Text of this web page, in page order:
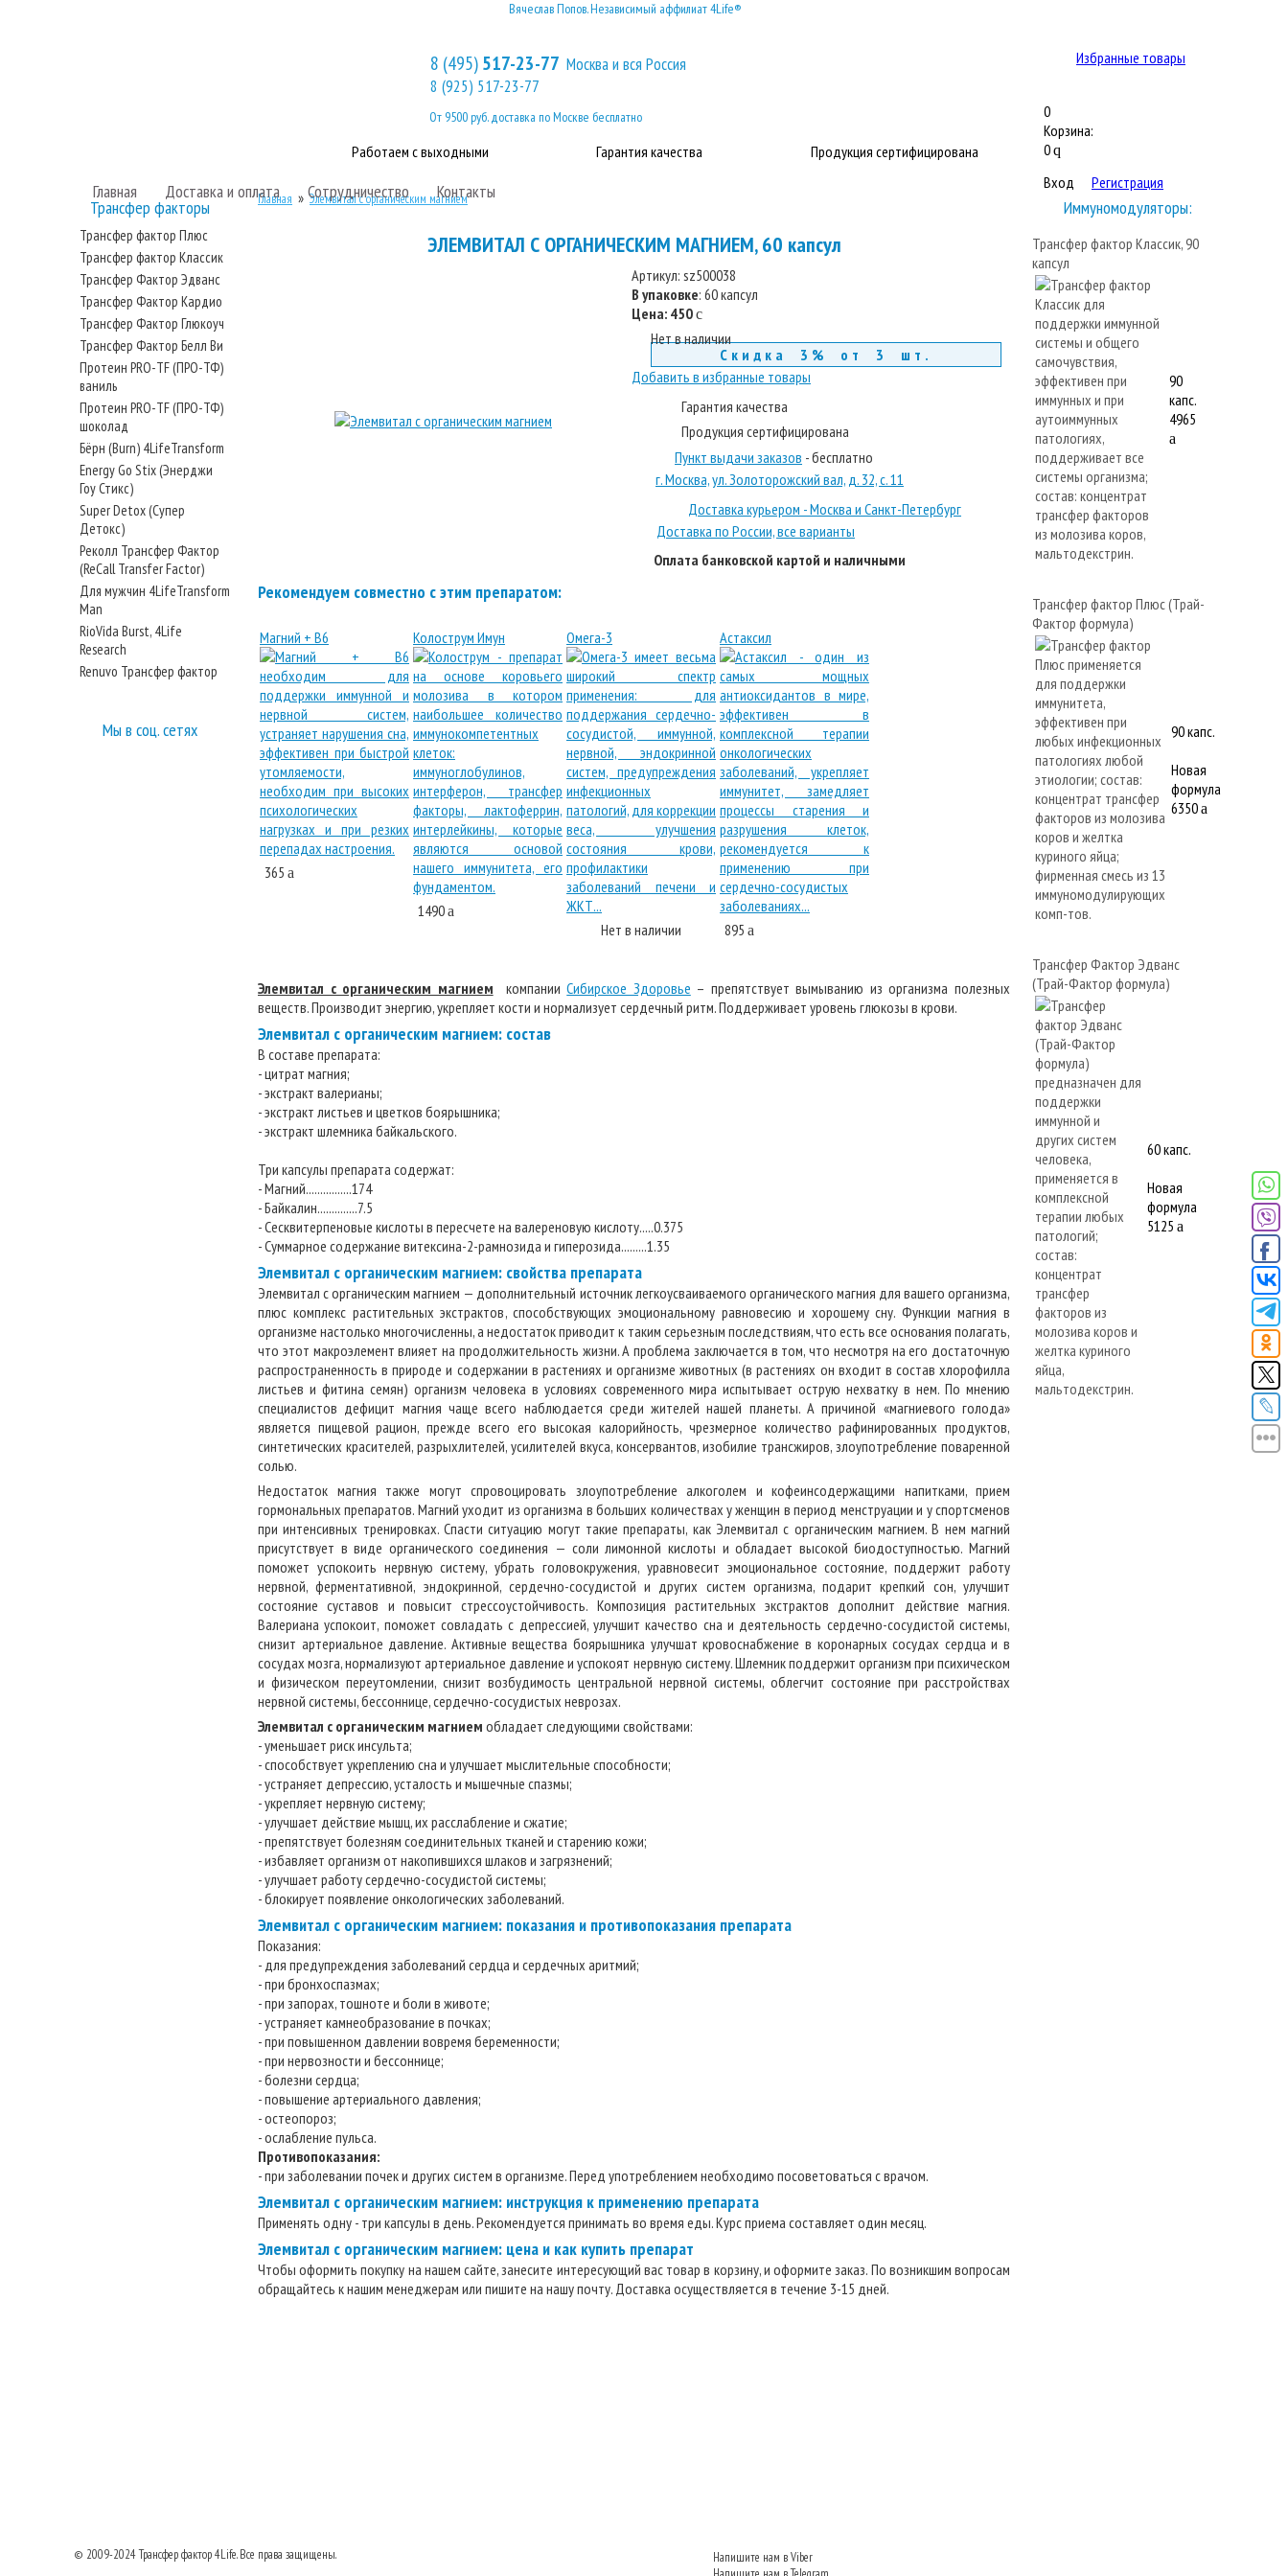
Главная Доставка и оплата Сотрудничество Контакты
Избранные товары
0
Корзина:
0q
Работаем с выходными Гарантия качества Продукция сертифицирована
8 (495)517-23-77 Москва и вся Россия
8 (925) 517-23-77
От 9500 руб. доставка по Москве бесплатно
Вячеслав Попов. Независимый аффилиат 4Life®
Вход Регистрация
Трансфер факторы
Трансфер фактор Плюс
Трансфер фактор Классик
Трансфер Фактор Эдванс
Трансфер Фактор Кардио
Трансфер Фактор Глюкоуч
Трансфер Фактор Белл Ви
Протеин PRO-TF (ПРО-ТФ)
ваниль
Протеин PRO-TF (ПРО-ТФ)
шоколад
Бёрн (Burn) 4LifeTransform
Energy Go Stix (Энерджи
Гоу Стикс)
Super Detox (Супер
Детокс)
Реколл Трансфер Фактор
(ReCall Transfer Factor)
Для мужчин 4LifeTransform
Man
RioVida Burst, 4Life
Research
Renuvo Трансфер фактор
Мы в соц. сетях
Главная »Элемвитал с органическим магнием
ЭЛЕМВИТАЛ С ОРГАНИЧЕСКИМ МАГНИЕМ, 60 капсул
Артикул: sz500038
В упаковке: 60 капсул
Цена: 450c
Нет в наличии
Скидка 3% от 3 шт.
Добавить в избранные товары
Гарантия качества
Продукция сертифицирована
Пункт выдачи заказов - бесплатно
г. Москва, ул. Золоторожский вал, д. 32, с. 11
Доставка курьером - Москва и Санкт-Петербург
Доставка по России, все варианты
Оплата банковской картой и наличными
Рекомендуем совместно с этим препаратом:
Магний + В6
365 a
Колострум Имун
1490a
Омега-3
Нет в наличии
Астаксил
895 a
Элемвитал с органическим магнием компанииСибирское Здоровье – препятствует вымыванию из организма полезных
веществ. Производит энергию, укрепляет кости и нормализует сердечный ритм. Поддерживает уровень глюкозы в крови.
Элемвитал с органическим магнием: состав
В составе препарата:
- цитрат магния;
- экстракт валерианы;
- экстракт листьев и цветков боярышника;
- экстракт шлемника байкальского.
Три капсулы препарата содержат:
- Магний................174
- Байкалин..............7.5
- Сесквитерпеновые кислоты в пересчете на валереновую кислоту.....0.375
- Суммарное содержание витексина-2-рамнозида и гиперозида.........1.35
Элемвитал с органическим магнием: свойства препарата
Элемвитал с органическим магнием — дополнительный источник легкоусваиваемого органического магния для вашего организма,
плюс комплекс растительных экстрактов, способствующих эмоциональному равновесию и хорошему сну. Функции магния в
организме настолько многочисленны, а недостаток приводит к таким серьезным последствиям, что есть все основания полагать,
что этот макроэлемент влияет на продолжительность жизни. А проблема заключается в том, что несмотря на его достаточную
распространенность в природе и содержании в растениях и организме животных (в растениях он входит в состав хлорофилла
листьев и фитина семян) организм человека в условиях современного мира испытывает острую нехватку в нем. По мнению
специалистов дефицит магния чаще всего наблюдается среди жителей нашей планеты. А причиной «магниевого голода»
является пищевой рацион, прежде всего его высокая калорийность, чрезмерное количество рафинированных продуктов,
синтетических красителей, разрыхлителей, усилителей вкуса, консервантов, изобилие трансжиров, злоупотребление поваренной
солью.
Недостаток магния также могут спровоцировать злоупотребление алкоголем и кофеинсодержащими напитками, прием
гормональных препаратов. Магний уходит из организма в больших количествах у женщин в период менструации и у спортсменов
при интенсивных тренировках. Спасти ситуацию могут такие препараты, как Элемвитал с органическим магнием. В нем магний
присутствует в виде органического соединения — соли лимонной кислоты и обладает высокой биодоступностью. Магний
поможет успокоить нервную систему, убрать головокружения, уравновесит эмоциональное состояние, поддержит работу
нервной, ферментативной, эндокринной, сердечно-сосудистой и других систем организма, подарит крепкий сон, улучшит
состояние суставов и повысит стрессоустойчивость. Композиция растительных экстрактов дополнит действие магния.
Валериана успокоит, поможет совладать с депрессией, улучшит качество сна и деятельность сердечно-сосудистой системы,
снизит артериальное давление. Активные вещества боярышника улучшат кровоснабжение в коронарных сосудах сердца и в
сосудах мозга, нормализуют артериальное давление и успокоят нервную систему. Шлемник поддержит организм при психическом
и физическом переутомлении, снизит возбудимость центральной нервной системы, облегчит состояние при расстройствах
нервной системы, бессоннице, сердечно-сосудистых неврозах.
Элемвитал с органическим магнием обладает следующими свойствами:
- уменьшает риск инсульта;
- способствует укреплению сна и улучшает мыслительные способности;
- устраняет депрессию, усталость и мышечные спазмы;
- укрепляет нервную систему;
- улучшает действие мышц, их расслабление и сжатие;
- препятствует болезням соединительных тканей и старению кожи;
- избавляет организм от накопившихся шлаков и загрязнений;
- улучшает работу сердечно-сосудистой системы;
- блокирует появление онкологических заболеваний.
Элемвитал с органическим магнием: показания и противопоказания препарата
Показания:
- для предупреждения заболеваний сердца и сердечных аритмий;
- при бронхоспазмах;
- при запорах, тошноте и боли в животе;
- устраняет камнеобразование в почках;
- при повышенном давлении вовремя беременности;
- при нервозности и бессоннице;
- болезни сердца;
- повышение артериального давления;
- остеопороз;
- ослабление пульса.
Противопоказания:
- при заболевании почек и других систем в организме. Перед употреблением необходимо посоветоваться с врачом.
Элемвитал с органическим магнием: инструкция к применению препарата
Применять одну - три капсулы в день. Рекомендуется принимать во время еды. Курс приема составляет один месяц.
Элемвитал с органическим магнием: цена и как купить препарат
Чтобы оформить покупку на нашем сайте, занесите интересующий вас товар в корзину, и оформите заказ. По возникшим вопросам
обращайтесь к нашим менеджерам или пишите на нашу почту. Доставка осуществляется в течение 3-15 дней.
Иммуномодуляторы:
Трансфер фактор Классик, 90
капсул
90
капс.
4965
a
Трансфер фактор Плюс (Трай-
Фактор формула)
90 капс.
Новая
формула
6350a
Трансфер Фактор Эдванс
(Трай-Фактор формула)
60 капс.
Новая
формула
5125 a
© 2009-2024Трансфер фактор4Life. Все права защищены.
Напишите нам в Viber